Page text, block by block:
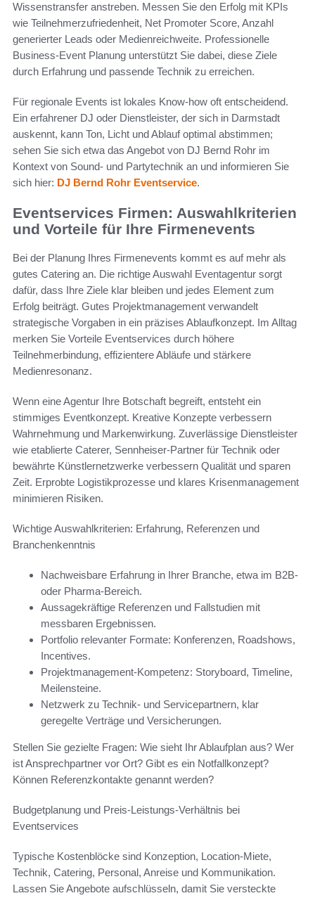
Wissenstransfer anstreben. Messen Sie den Erfolg mit KPIs
wie Teilnehmerzufriedenheit, Net Promoter Score, Anzahl
generierter Leads oder Medienreichweite. Professionelle
Business-Event Planung unterstützt Sie dabei, diese Ziele
durch Erfahrung und passende Technik zu erreichen.
Für regionale Events ist lokales Know-how oft entscheidend.
Ein erfahrener DJ oder Dienstleister, der sich in Darmstadt
auskennt, kann Ton, Licht und Ablauf optimal abstimmen;
sehen Sie sich etwa das Angebot von DJ Bernd Rohr im
Kontext von Sound- und Partytechnik an und informieren Sie
sich hier: DJ Bernd Rohr Eventservice.
Eventservices Firmen: Auswahlkriterien
und Vorteile für Ihre Firmenevents
Bei der Planung Ihres Firmenevents kommt es auf mehr als
gutes Catering an. Die richtige Auswahl Eventagentur sorgt
dafür, dass Ihre Ziele klar bleiben und jedes Element zum
Erfolg beiträgt. Gutes Projektmanagement verwandelt
strategische Vorgaben in ein präzises Ablaufkonzept. Im Alltag
merken Sie Vorteile Eventservices durch höhere
Teilnehmerbindung, effizientere Abläufe und stärkere
Medienresonanz.
Wenn eine Agentur Ihre Botschaft begreift, entsteht ein
stimmiges Eventkonzept. Kreative Konzepte verbessern
Wahrnehmung und Markenwirkung. Zuverlässige Dienstleister
wie etablierte Caterer, Sennheiser-Partner für Technik oder
bewährte Künstlernetzwerke verbessern Qualität und sparen
Zeit. Erprobte Logistikprozesse und klares Krisenmanagement
minimieren Risiken.
Wichtige Auswahlkriterien: Erfahrung, Referenzen und
Branchenkenntnis
Nachweisbare Erfahrung in Ihrer Branche, etwa im B2B-
oder Pharma-Bereich.
Aussagekräftige Referenzen und Fallstudien mit
messbaren Ergebnissen.
Portfolio relevanter Formate: Konferenzen, Roadshows,
Incentives.
Projektmanagement-Kompetenz: Storyboard, Timeline,
Meilensteine.
Netzwerk zu Technik- und Servicepartnern, klar
geregelte Verträge und Versicherungen.
Stellen Sie gezielte Fragen: Wie sieht Ihr Ablaufplan aus? Wer
ist Ansprechpartner vor Ort? Gibt es ein Notfallkonzept?
Können Referenzkontakte genannt werden?
Budgetplanung und Preis-Leistungs-Verhältnis bei
Eventservices
Typische Kostenblöcke sind Konzeption, Location-Miete,
Technik, Catering, Personal, Anreise und Kommunikation.
Lassen Sie Angebote aufschlüsseln, damit Sie versteckte